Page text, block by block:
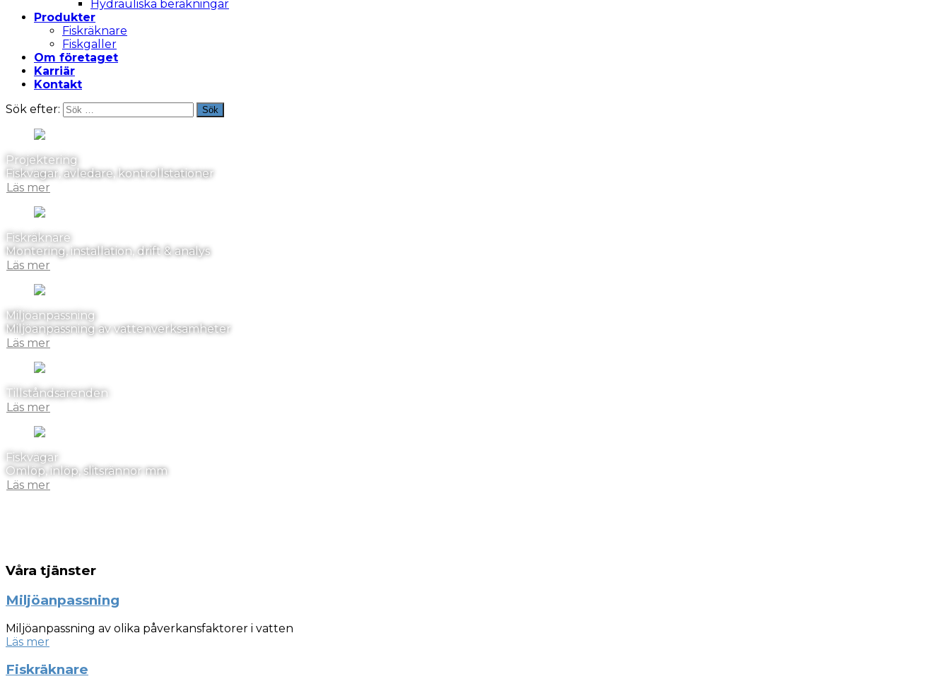
Hydrauliska beräkningar
Produkter
Fiskräknare
Fiskgaller
Om företaget
Karriär
Kontakt
Sök efter:
Sök
Projektering
Fiskvägar, avledare, kontrollstationer
Läs mer
Fiskräknare
Montering, installation, drift & analys
Läs mer
Miljöanpassning
Miljöanpassning av vattenverksamheter
Läs mer
Tillståndsärenden
Läs mer
Fiskvägar
Omlöp, inlöp, slitsrännor mm
Läs mer
Våra tjänster
Miljöanpassning
Miljöanpassning av olika påverkansfaktorer i vatten
Läs mer
Fiskräknare